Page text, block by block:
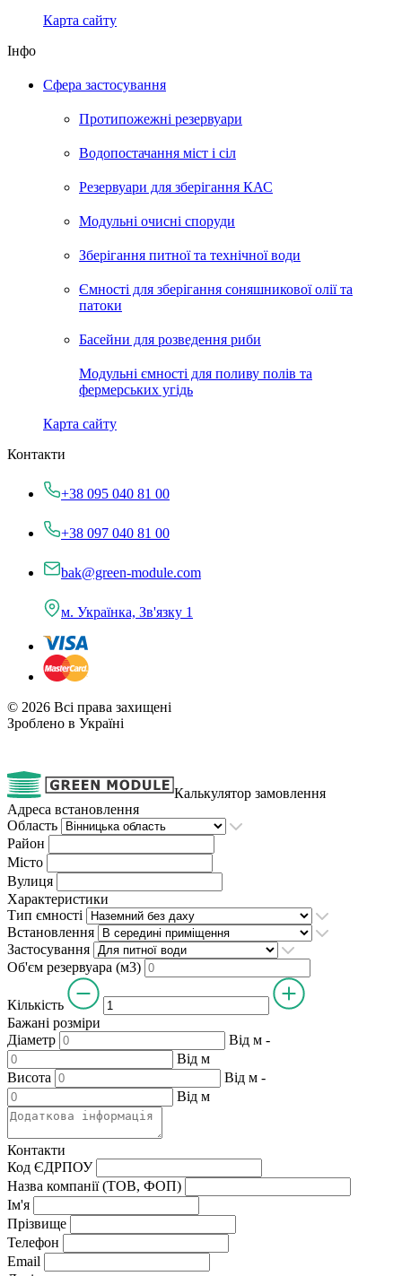
Карта сайту
Інфо
Сфера застосування
Протипожежні резервуари
Водопостачання міст і сіл
Резервуари для зберігання КАС
Модульні очисні споруди
Зберігання питної та технічної води
Ємності для зберігання соняшникової олії та
патоки
Басейни для розведення риби
Модульні ємності для поливу полів та
фермерських угідь
Карта сайту
Контакти
+38 095 040 81 00
+38 097 040 81 00
bak@green-module.com
м. Українка, Зв'язку 1
© 2026 Всі права захищені
Зроблено в Україні
Калькулятор замовлення
Адреса встановлення
Область
Район
Місто
Вулиця
Характеристики
Тип ємності
Встановлення
Застосування
Об'єм резервуара (м3)
Кількість
Бажані розміри
Діаметр
Від м -
Від м
Висота
Від м -
Від м
Контакти
Код ЄДРПОУ
Назва компанії (ТОВ, ФОП)
Ім'я
Прізвище
Телефон
Email